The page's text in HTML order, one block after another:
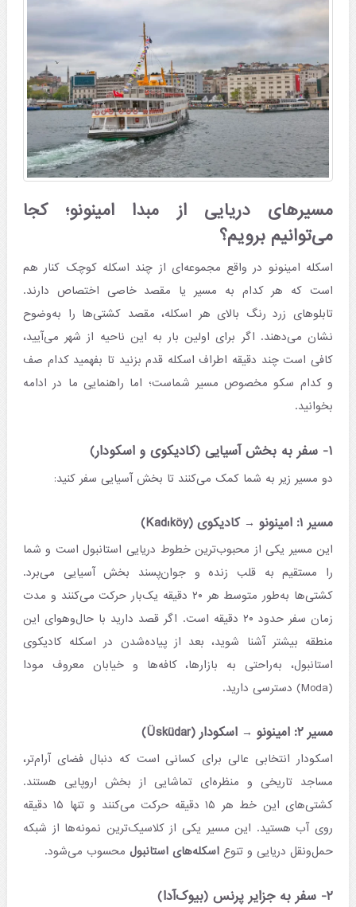
مسیرهای دریایی از مبدا امینونو؛ کجا
می‌توانیم برویم؟
اسکله امینونو در واقع مجموعه‌ای از چند اسکله کوچک کنار هم
است که هر کدام به مسیر یا مقصد خاصی اختصاص دارند.
تابلوهای زرد رنگ بالای هر اسکله، مقصد کشتی‌ها را به‌وضوح
نشان می‌دهند. اگر برای اولین بار به این ناحیه از شهر می‌آیید،
کافی است چند دقیقه اطراف اسکله قدم بزنید تا بفهمید کدام صف
و کدام سکو مخصوص مسیر شماست؛ اما راهنمایی ما در ادامه
بخوانید.
۱- سفر به بخش آسیایی (کادیکوی و اسکودار)
دو مسیر زیر به شما کمک می‌کنند تا بخش آسیایی سفر کنید:
مسیر ۱: امینونو → کادیکوی (Kadıköy)
این مسیر یکی از محبوب‌ترین خطوط دریایی استانبول است و شما
را مستقیم به قلب زنده و جوان‌پسند بخش آسیایی می‌برد.
کشتی‌ها به‌طور متوسط هر ۲۰ دقیقه یک‌بار حرکت می‌کنند و مدت
زمان سفر حدود ۲۰ دقیقه است. اگر قصد دارید با حال‌وهوای این
منطقه بیشتر آشنا شوید، بعد از پیاده‌شدن در اسکله کادیکوی
استانبول، به‌راحتی به بازارها، کافه‌ها و خیابان معروف مودا
(Moda) دسترسی دارید.
مسیر ۲: امینونو → اسکودار (Üsküdar)
اسکودار انتخابی عالی برای کسانی است که دنبال فضای آرام‌تر،
مساجد تاریخی و منظره‌ای تماشایی از بخش اروپایی هستند.
کشتی‌های این خط هر ۱۵ دقیقه حرکت می‌کنند و تنها ۱۵ دقیقه
روی آب هستید. این مسیر یکی از کلاسیک‌ترین نمونه‌ها از شبکه
حمل‌ونقل دریایی و تنوع اسکله‌های استانبولمحسوب می‌شود.
۲- سفر به جزایر پرنس (بیوک‌آدا)